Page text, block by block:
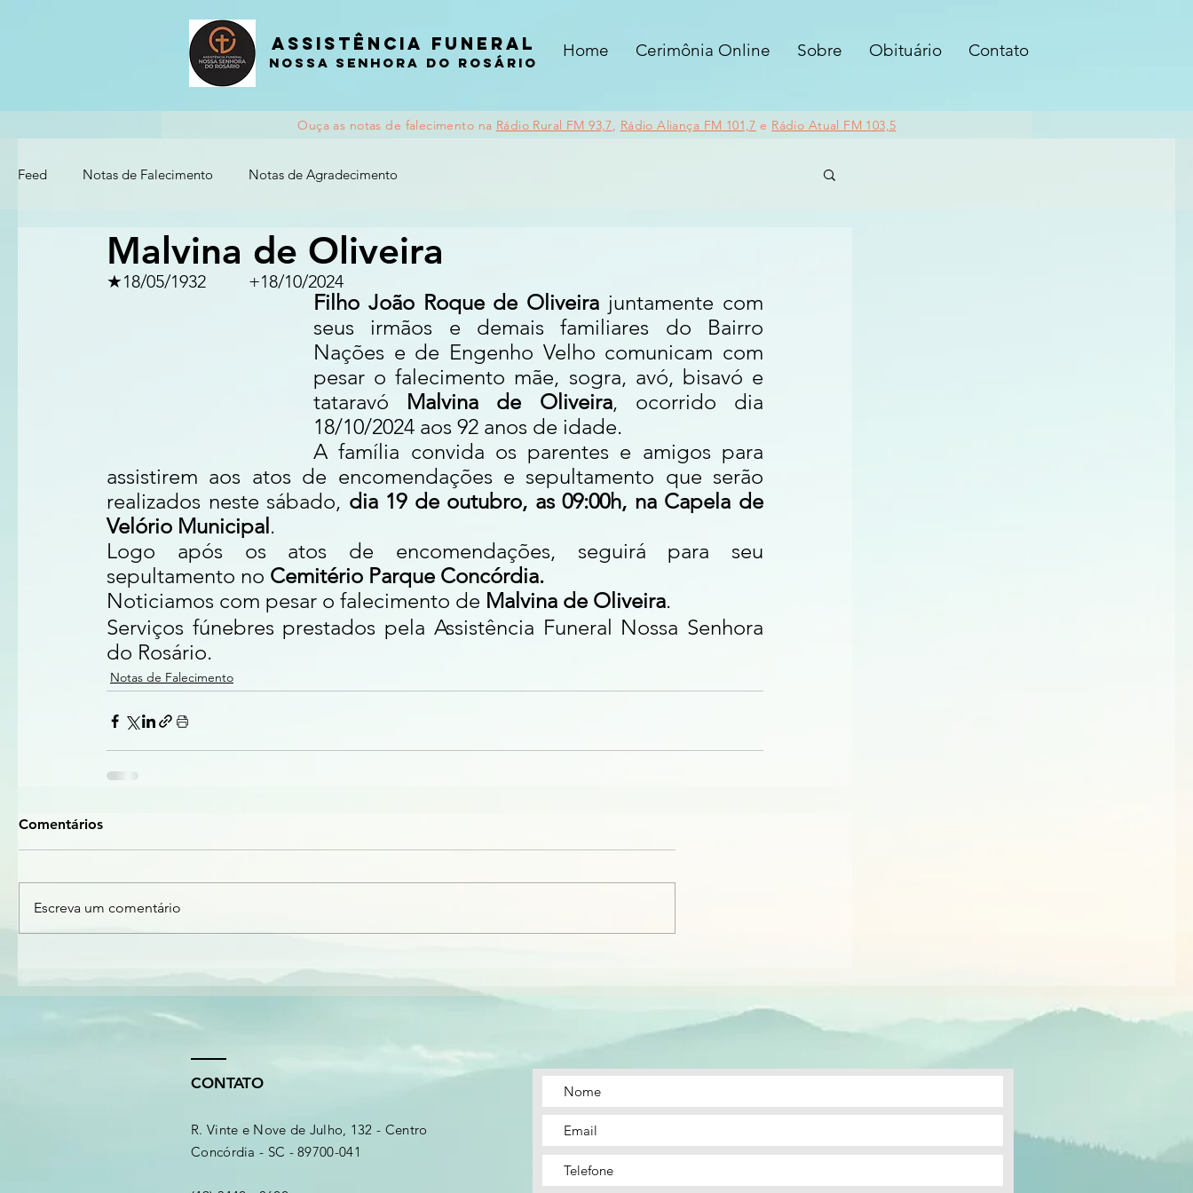
Assistência funeral
nossa senhora do rosário
Home Cerimônia Online Sobre Obituário Contato
Ouça as notas de falecimento na Rádio Rural FM 93,7, Rádio Aliança FM 101,7 e Rádio Atual FM 103,5
Feed Notas de Falecimento Notas de Agradecimento
Malvina de Oliveira
★18/05/1932		+18/10/2024
Filho João Roque de Oliveira juntamente com
seus irmãos e demais familiares do Bairro
Nações e de Engenho Velho comunicam com
pesar o falecimento mãe, sogra, avó, bisavó e
tataravó Malvina de Oliveira, ocorrido dia
18/10/2024 aos 92 anos de idade.
A família convida os parentes e amigos para
assistirem aos atos de encomendações e sepultamento que serão
realizados neste sábado, dia 19 de outubro, as 09:00h, na Capela de
Velório Municipal .
Logo após os atos de encomendações, seguirá para seu
sepultamento no Cemitério Parque Concórdia.
Noticiamos com pesar o falecimento de Malvina de Oliveira.
Serviços fúnebres prestados pela Assistência Funeral Nossa Senhora
do Rosário.
Notas de Falecimento
Comentários
Escreva um comentário
CONTATO
R. Vinte e Nove de Julho, 132 - Centro
Concórdia - SC - 89700-041